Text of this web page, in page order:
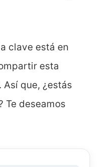
clave está en
esta
que, ¿estás
Te deseamos